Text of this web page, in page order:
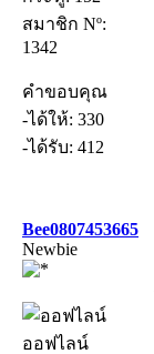
สมาชิก Nº:
1342
คำขอบคุณ
-ได้ให้: 330
-ได้รับ: 412
Bee0807453665
Newbie
ออฟไลน์